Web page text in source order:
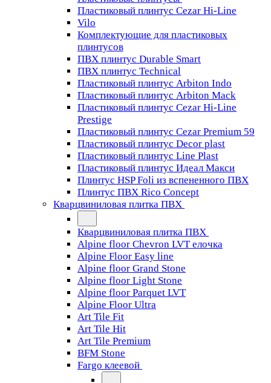
Пластиковый плинтус Cezar Hi-Line
Vilo
Комплектующие для пластиковых
плинтусов
ПВХ плинтус Durable Smart
ПВХ плинтус Technical
Пластиковый плинтус Arbiton Indo
Пластиковый плинтус Arbiton Mack
Пластиковый плинтус Cezar Hi-Line
Prestige
Пластиковый плинтус Cezar Premium 59
Пластиковый плинтус Decor plast
Пластиковый плинтус Line Plast
Пластиковый плинтус Идеал Макси
Плинтус HSP Foli из вспененного ПВХ
Плинтус ПВХ Rico Concept
Кварцвиниловая плитка ПВХ
Кварцвиниловая плитка ПВХ
Alpine floor Chevron LVT елочка
Alpine Floor Easy line
Alpine floor Grand Stone
Alpine floor Light Stone
Alpine floor Parquet LVT
Alpine Floor Ultra
Art Tile Fit
Art Tile Hit
Art Tile Premium
BFM Stone
Fargo клеевой